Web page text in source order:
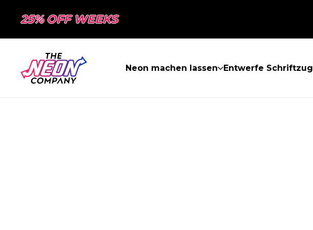
25% OFF WEEKS
Neon machen lassen Entwerfe Schriftzug